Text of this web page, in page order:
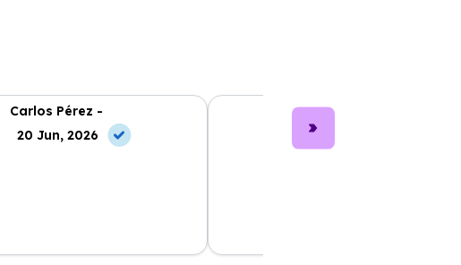
Carlos Pérez -
20 Jun, 2026
Lucía García -
10 Jul, 2026